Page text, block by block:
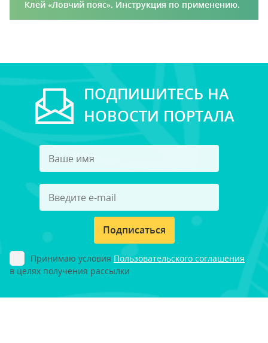
Клей «Ловчий пояс». Инструкция по применению.
ПОДПИШИТЕСЬ НА
НОВОСТИ ПОРТАЛА
Подписаться
Принимаю условия Пользовательского соглашения
в целях получения рассылки